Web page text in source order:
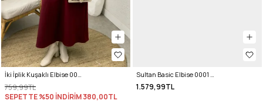
İki İplik Kuşaklı Elbise 0007 - BORDO
759,99TL
SEPETTE %50 İNDİRİM380,00TL
Sultan Basic Elbise 0001 - BEBE MAVİSİ
1.579,99TL